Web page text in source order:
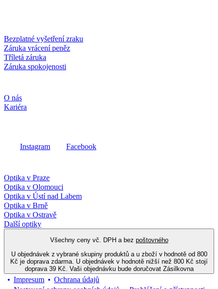
Bezplatné vyšetření zraku
Záruka vrácení peněz
Tříletá záruka
Záruka spokojenosti
O nás
Kariéra
Instagram Facebook
Optika v Praze
Optika v Olomouci
Optika v Ústí nad Labem
Optika v Brně
Optika v Ostravě
Další optiky
Všechny ceny vč. DPH a bez poštovného
U objednávek z vybrané skupiny produktů a u zboží v hodnotě od 800
Kč je doprava zdarma. U objednávek v hodnotě nižší než 800 Kč stojí
doprava 39 Kč. Vaši objednávku bude doručovat Zásilkovna
Impresum
Ochrana údajů